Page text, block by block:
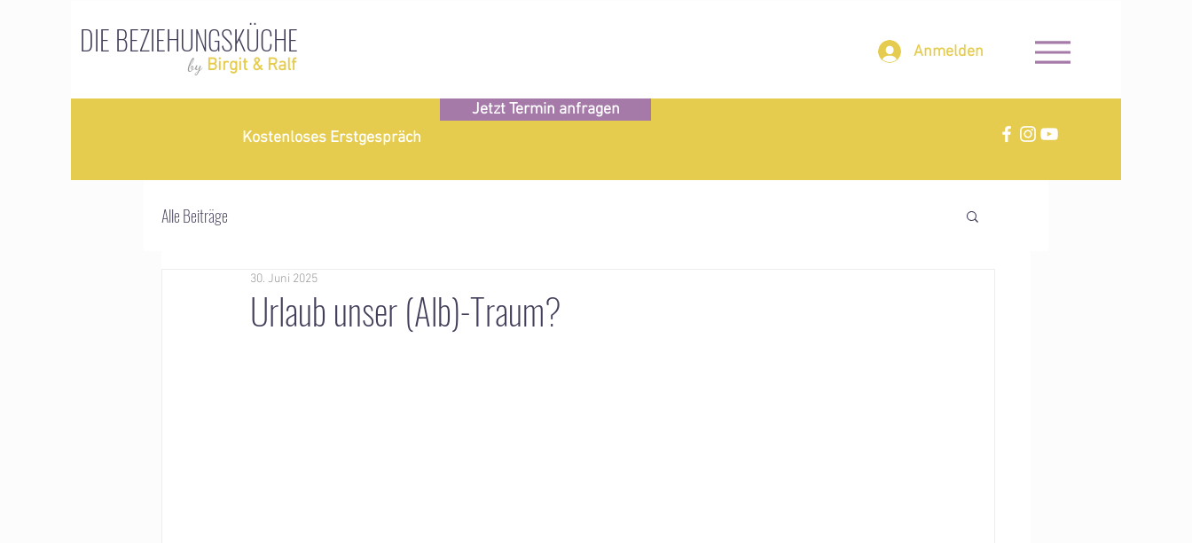
DIE BEZIEHUNGSKÜCHE
by Birgit & Ralf
Anmelden
Kostenloses Erstgespräch
Jetzt Termin anfragen
Alle Beiträge
Urlaub unser (Alb)-Traum?
30. Juni 2025